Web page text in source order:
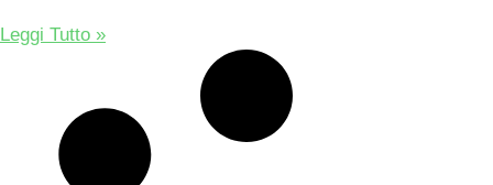
Leggi Tutto »